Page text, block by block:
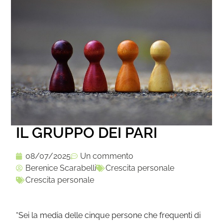
IL GRUPPO DEI PARI
08/07/2025
Un commento
Berenice Scarabelli
Crescita personale
Crescita personale
“Sei la media delle cinque persone che frequenti di